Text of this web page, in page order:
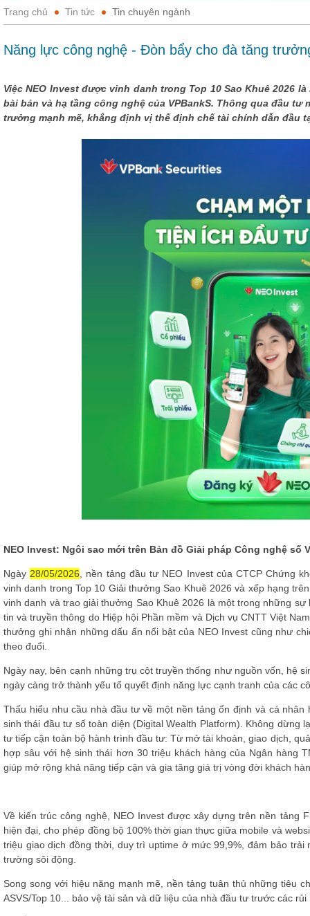
Trang chủ Tin tức Tin chuyên ngành
Năng lực công nghệ - Đòn bẩy cho đà tăng
Việc NEO Invest được vinh danh trong Top 10 Sao Khuê 2026
bài bản và hạ tầng công nghệ của VPBankS. Thông qua đầu tư
trưởng mạnh mẽ, khẳng định vị thế định chế tài chính dẫn đầu
NEO Invest: Ngôi sao mới trên Bản đồ Giải pháp Công nghệ số
Ngày28/05/2026, nền tảng đầu tư NEO Invest của CTCP Chứng
vinh danh trong Top 10 Giải thưởng Sao Khuê 2026 và xếp hạng
vinh danh và trao giải thưởng Sao Khuê 2026 là một trong những
tin và truyền thông do Hiệp hội Phần mềm và Dịch vụ CNTT Việt
thưởng ghi nhận những dấu ấn nổi bật của NEO Invest cũng như
theo đuổi.
Ngày nay, bên cạnh những trụ cột truyền thống như nguồn vốn, hệ
ngày càng trở thành yếu tố quyết định năng lực cạnh tranh của các
Thấu hiểu nhu cầu nhà đầu tư về một nền tảng ổn định và cá
sinh thái đầu tư số toàn diện (Digital Wealth Platform). Không dừng
tư tiếp cận toàn bộ hành trình đầu tư: Từ mở tài khoản, giao dịch,
hợp sâu với hệ sinh thái hơn 30 triệu khách hàng của Ngân hàng
giúp mở rộng khả năng tiếp cận và gia tăng giá trị vòng đời khách
Về kiến trúc công nghệ, NEO Invest được xây dựng trên nền tảng
hiện đại, cho phép đồng bộ 100% thời gian thực giữa mobile và
triệu giao dịch đồng thời, duy trì uptime ở mức 99,9%, đảm bảo
trường sôi động.
Song song với hiệu năng mạnh mẽ, nền tảng tuân thủ những tiêu
ASVS/Top 10... bảo vệ tài sản và dữ liệu của nhà đầu tư trước các